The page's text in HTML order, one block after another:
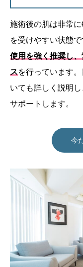
施術後の肌は非常
を受けやすい状態で
使用を強く推奨し
スを行っています
いても詳しく説明
サポートします。
今